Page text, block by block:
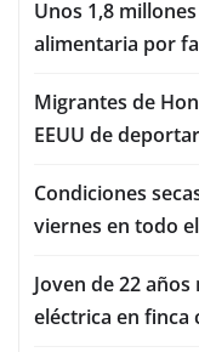
Unos 1,8
alimentaria por
Migrantes de
EEUU de
Condiciones
viernes en todo
Joven de 22
eléctrica en finca